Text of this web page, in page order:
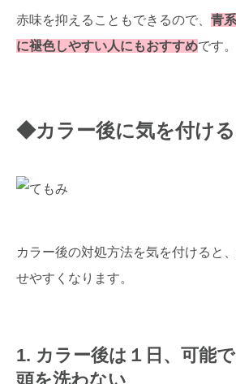
赤味を抑えることもできるので、 青
に褪色しやすい人にもおすすめです。
◆カラー後に気を付け
カラー後の対処方法を気を付けると
せやすくなります。
1. カラー後は１日、可能
頭を洗わない